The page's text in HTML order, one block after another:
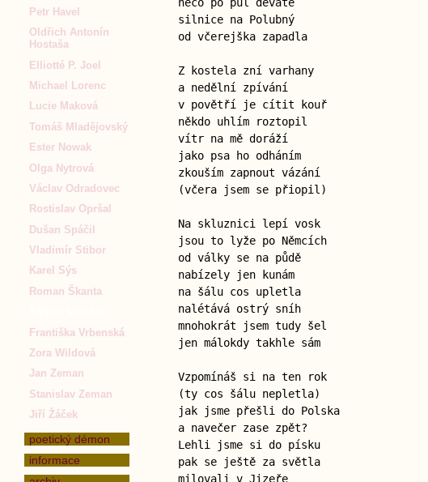
Petr Havel
Oldřich Antonín
Hostaša
Elliotté P. Joel
Michael Lorenc
Lucie Maková
Tomáš Mladějovský
Ester Nowak
Olga Nytrová
Václav Odradovec
Rostislav Opršal
Dušan Spáčil
Vladimír Stibor
Karel Sýs
Roman Škanta
Františka Vrbenská
Zora Wildová
Jan Zeman
Stanislav Zeman
Jiří Žáček
poetický démon
informace
silnice na Polubný
od včerejška zapadla
Z kostela zní varhany
a nedělní zpívání
v povětří je cítit kouř
někdo uhlím roztopil
vítr na mě doráží
jako psa ho odháním
zkouším zapnout vázání
(včera jsem se přiopil)
Na skluznici lepí vosk
jsou to lyže po Němcích
od války se na půdě
nabízely jen kunám
na šálu cos upletla
nalétává ostrý sníh
mnohokrát jsem tudy šel
jen málokdy takhle sám
Vzpomínáš si na ten rok
(ty cos šálu nepletla)
jak jsme přešli do Polska
a navečer zase zpět?
Lehli jsme si do písku
pak se ještě za světla
milovali v Jizeře